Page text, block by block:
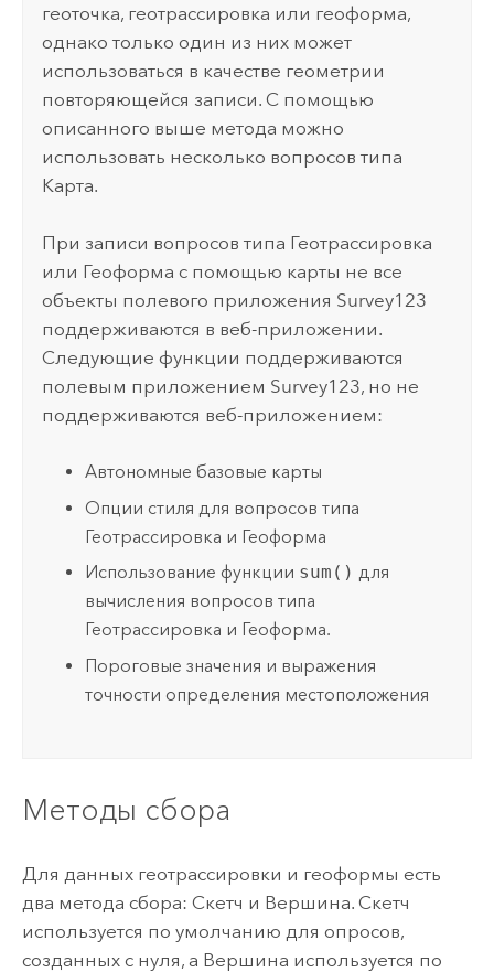
геоточка, геотрассировка или геоформа,
однако только один из них может
использоваться в качестве геометрии
повторяющейся записи. С помощью
описанного выше метода можно
использовать несколько вопросов типа
Карта.
При записи вопросов типа Геотрассировка
или Геоформа с помощью карты не все
объекты полевого приложения Survey123
поддерживаются в веб-приложении.
Следующие функции поддерживаются
полевым приложением Survey123, но не
поддерживаются веб-приложением:
Автономные базовые карты
Опции стиля для вопросов типа
Геотрассировка и Геоформа
Использование функции sum() для
вычисления вопросов типа
Геотрассировка и Геоформа.
Пороговые значения и выражения
точности определения местоположения
Методы сбора
Для данных геотрассировки и геоформы есть
два метода сбора: Скетч и Вершина. Скетч
используется по умолчанию для опросов,
созданных с нуля, а Вершина используется по